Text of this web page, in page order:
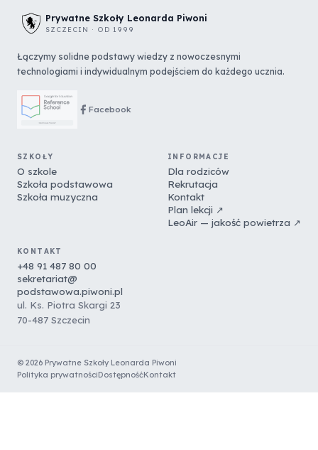
Prywatne Szkoły Leonarda Piwoni
SZCZECIN · OD 1999
Łączymy solidne podstawy wiedzy z nowoczesnymi
technologiami i indywidualnym podejściem do każdego ucznia.
Facebook
SZKOŁY
O szkole
Szkoła podstawowa
Szkoła muzyczna
INFORMACJE
Dla rodziców
Rekrutacja
Kontakt
Plan lekcji ↗
LeoAir — jakość powietrza ↗
KONTAKT
+48 91 487 80 00
sekretariat@
podstawowa.piwoni.pl
ul. Ks. Piotra Skargi 23
70-487 Szczecin
© 2026 Prywatne Szkoły Leonarda Piwoni
Polityka prywatnościDostępnośćKontakt